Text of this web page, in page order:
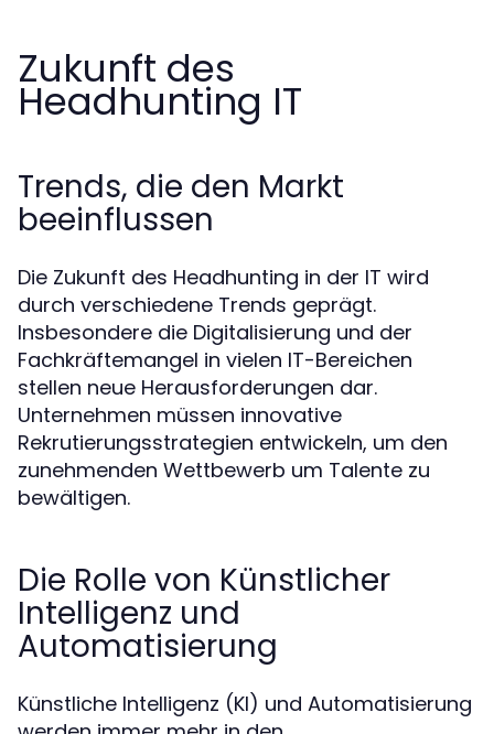
Zukunft des
Headhunting IT
Trends, die den Markt
beeinflussen
Die Zukunft des Headhunting in der IT wird
durch verschiedene Trends geprägt.
Insbesondere die Digitalisierung und der
Fachkräftemangel in vielen IT-Bereichen
stellen neue Herausforderungen dar.
Unternehmen müssen innovative
Rekrutierungsstrategien entwickeln, um den
zunehmenden Wettbewerb um Talente zu
bewältigen.
Die Rolle von Künstlicher
Intelligenz und
Automatisierung
Künstliche Intelligenz (KI) und Automatisierung